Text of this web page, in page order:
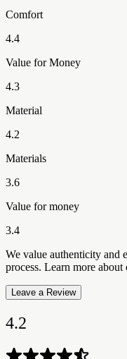
Comfort
4.4
Value for Money
4.3
Material
4.2
Materials
3.6
Value for money
3.4
We value authenticity and
process. Learn more about
Leave a Review
4.2